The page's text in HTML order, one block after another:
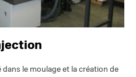
dans le moulage et la création de